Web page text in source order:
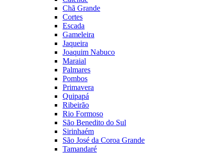
Chã Grande
Cortes
Escada
Gameleira
Jaqueira
Joaquim Nabuco
Maraial
Palmares
Pombos
Primavera
Quipapá
Ribeirão
Rio Formoso
São Benedito do Sul
Sirinhaém
São José da Coroa Grande
Tamandaré